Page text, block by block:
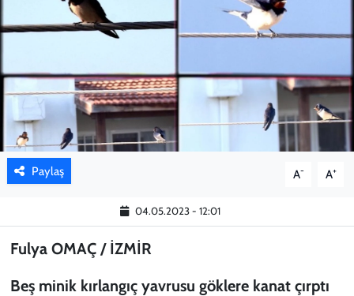
Paylaş A- A+
04.05.2023 - 12:01
Fulya OMAÇ / İZMİR
Beş minik kırlangıç yavrusu göklere kanat çırptı